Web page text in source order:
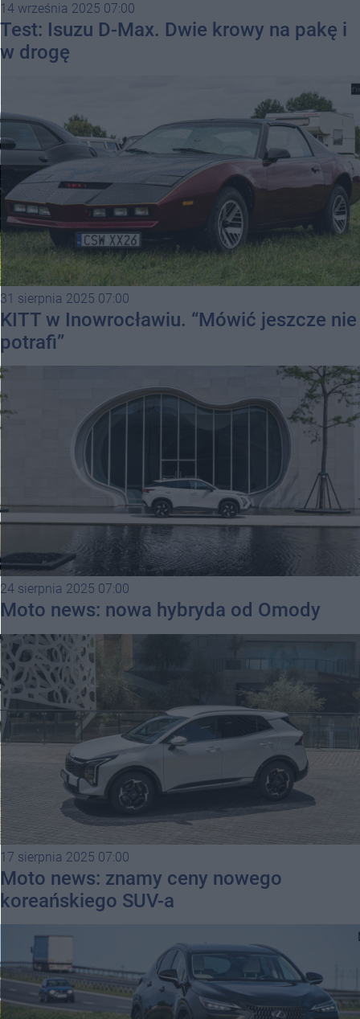
14 września 2025 07:00
Test: Isuzu D-Max. Dwie krowy na pakę i
w drogę
31 sierpnia 2025 07:00
KITT w Inowrocławiu. “Mówić jeszcze nie
potrafi”
24 sierpnia 2025 07:00
Moto news: nowa hybryda od Omody
17 sierpnia 2025 07:00
Moto news: znamy ceny nowego
koreańskiego SUV-a